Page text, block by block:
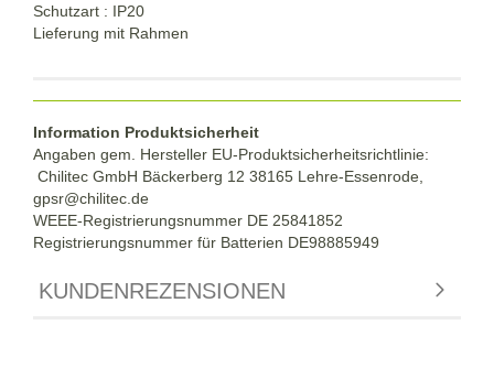
Schutzart : IP20
Lieferung mit Rahmen
Information Produktsicherheit
Angaben gem. Hersteller EU-Produktsicherheitsrichtlinie:
Chilitec GmbH Bäckerberg 12 38165 Lehre-Essenrode,
gpsr@chilitec.de
WEEE-Registrierungsnummer DE 25841852
Registrierungsnummer für Batterien DE98885949
KUNDENREZENSIONEN